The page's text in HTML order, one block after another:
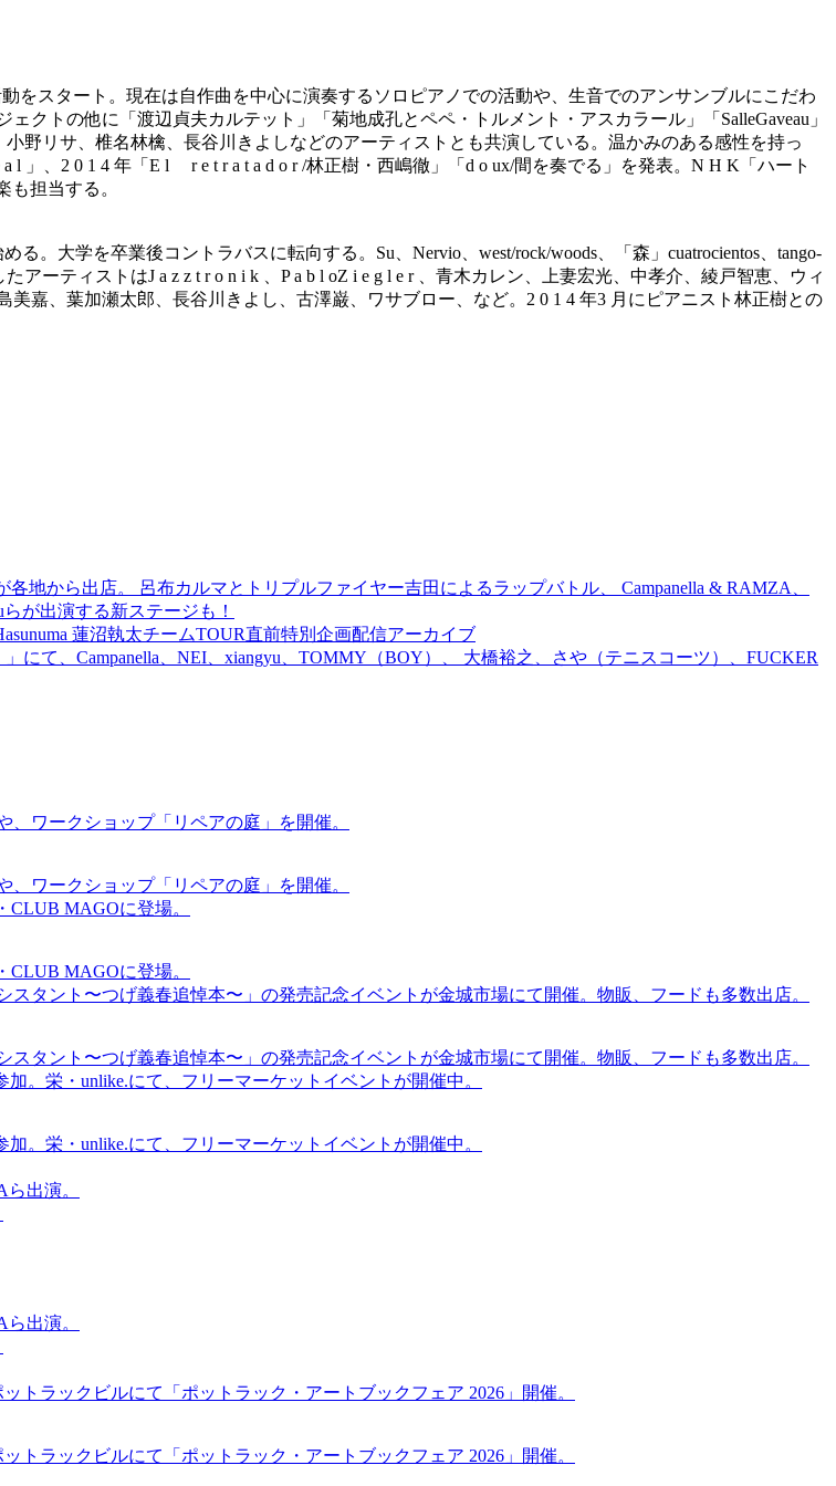
をスタート。現在は自作曲を中心に演奏するソロピアノでの活動や、生音でのアンサンブルにこだわ
クトの他に「渡辺貞夫カルテット」「菊地成孔とペペ・トルメント・アスカラール」「SalleGaveau」
野リサ、椎名林檎、長谷川きよしなどのアーティストとも共演している。温かみのある感性を持っ
l 」、2 0 1 4 年「E l r e t r a t a d o r /林正樹・西嶋徹」「d o ux/間を奏でる」を発表。N H K「ハート
担当する。
。大学を卒業後コントラバスに転向する。Su、Nervio、west/rock/woods、「森」cuatrocientos、tango-
ーティストはJ a z z t r o n i k 、P a b l oZ i e g l e r 、青木カレン、上妻宏光、中孝介、綾戸智恵、ウィ
嘉、葉加瀬太郎、長谷川きよし、古澤巌、ワサブロー、など。2 0 1 4 年3 月にピアニスト林正樹との
地から出店。 呂布カルマとトリプルファイヤー吉田によるラップバトル、 Campanella & RAMZA、
が出演する新ステージも！
蓮沼執太チームTOUR直前特別企画配信アーカイブ
にて、Campanella、NEI、xiangyu、TOMMY（BOY）、 大橋裕之、さや（テニスコーツ）、FUCKER
ワークショップ「リペアの庭」を開催。
ワークショップ「リペアの庭」を開催。
MAGOに登場。
MAGOに登場。
タント〜つげ義春追悼本〜」の発売記念イベントが金城市場にて開催。物販、フードも多数出店。
タント〜つげ義春追悼本〜」の発売記念イベントが金城市場にて開催。物販、フードも多数出店。
。栄・unlike.にて、フリーマーケットイベントが開催中。
。栄・unlike.にて、フリーマーケットイベントが開催中。
出演。
出演。
ラックビルにて「ポットラック・アートブックフェア 2026」開催。
ラックビルにて「ポットラック・アートブックフェア 2026」開催。